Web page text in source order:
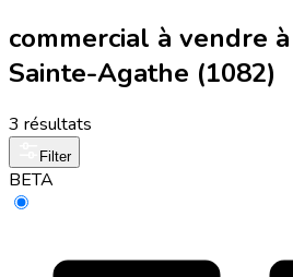
commercial à vendre
Sainte-Agathe (1082)
3 résultats
Filter
BETA